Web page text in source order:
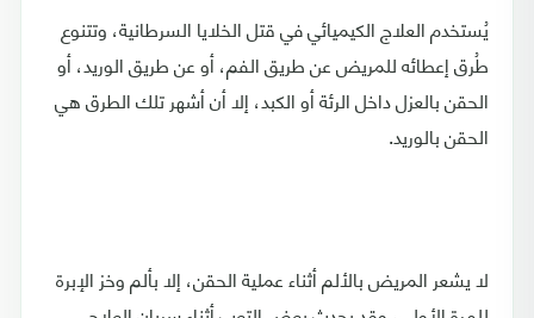
يُستخدم العلاج الكيميائي في قتل الخلايا السرطانية، وتتنوع
طُرق إعطائه للمريض عن طريق الفم، أو عن طريق الوريد، أو
الحقن بالعزل داخل الرئة أو الكبد، إلا أن أشهر تلك الطرق هي
الحقن بالوريد.
لا يشعر المريض بالألم أثناء عملية الحقن، إلا بألم وخز الإبرة